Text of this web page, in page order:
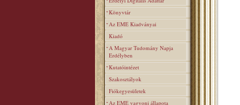
Könyvtár
Az EME Kiadványai
Kiadó
A Magyar Tudomány Napja
Erdélyben
Kutatóintézet
Szakosztályok
Fiókegyesületek
Az EME vagyoni állapota